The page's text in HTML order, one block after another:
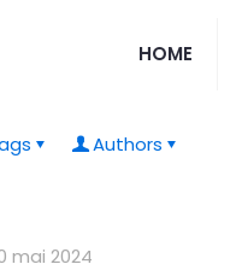
HOME
Authors
mai 2024